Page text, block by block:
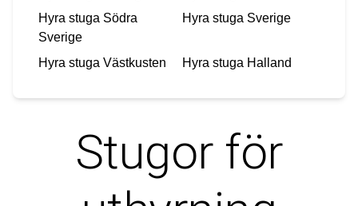
Hyra stuga Södra
Sverige
Hyra stuga Sverige
Hyra stuga Västkusten Hyra stuga Halland
Stugor för